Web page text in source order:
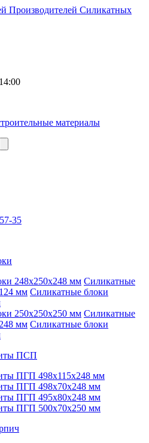
Производителей Силикатных
материалы
35
248x250x248 мм Силикатные
мм Силикатные блоки
250x250x250 мм Силикатные
мм Силикатные блоки
ПСП
ПГП 498x115x248 мм
ПГП 498x70x248 мм
ПГП 495x80x248 мм
ПГП 500x70x250 мм